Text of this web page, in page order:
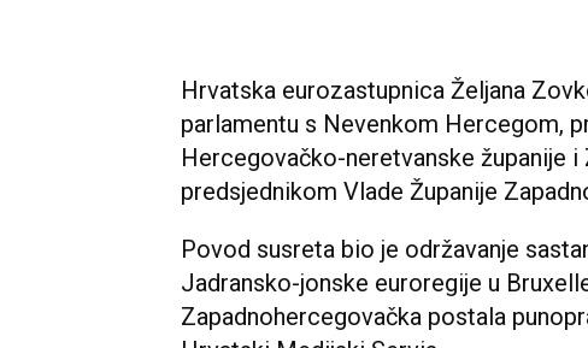
Hrvatska eurozastupnica Željana
parlamentu s Nevenkom Hercegom,
Hercegovačko-neretvanske županije
predsjednikom Vlade Županije
Povod susreta bio je održavanje
Jadransko-jonske euroregije u
Zapadnohercegovačka postala